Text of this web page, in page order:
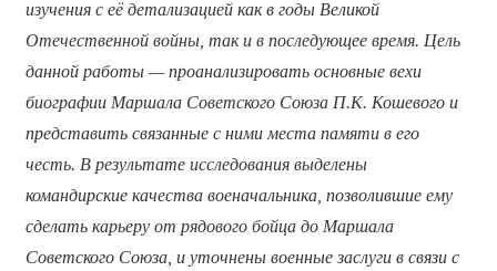
изучения с её детализацией как в годы Великой
Отечественной войны, так и в последующее время. Цель
данной работы — проанализировать основные вехи
биографии Маршала Советского Союза П.К. Кошевого и
представить связанные с ними места памяти в его
честь. В результате исследования выделены
командирские качества военачальника, позволившие ему
сделать карьеру от рядового бойца до Маршала
Советского Союза, и уточнены военные заслуги в связи с